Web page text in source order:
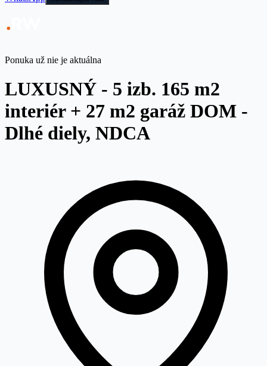
Ponuka už nie je aktuálna
LUXUSNÝ - 5 izb. 165 m2
interiér + 27 m2 garáž DOM -
Dlhé diely, NDCA